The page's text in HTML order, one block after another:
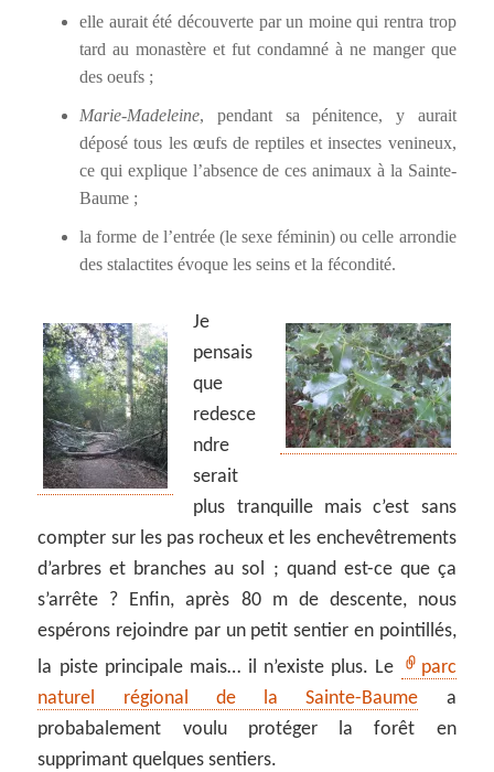
elle aurait été découverte par un moine qui rentra trop
tard au monastère et fut condamné à ne manger que
des oeufs ;
Marie-Madeleine, pendant sa pénitence, y aurait
déposé tous les œufs de reptiles et insectes venineux,
ce qui explique l’absence de ces animaux à la Sainte-
Baume ;
la forme de l’entrée (le sexe féminin) ou celle arrondie
des stalactites évoque les seins et la fécondité.
Je
pensais
que
redesce
ndre
serait
plus tranquille mais c’est sans
compter sur les pas rocheux et les enchevêtrements
d’arbres et branches au sol ; quand est-ce que ça
s’arrête ? Enfin, après 80 m de descente, nous
espérons rejoindre par un petit sentier en pointillés,
la piste principale mais… il n’existe plus. Le
parc
naturel régional de la Sainte-Baume a
probabalement voulu protéger la forêt en
supprimant quelques sentiers.